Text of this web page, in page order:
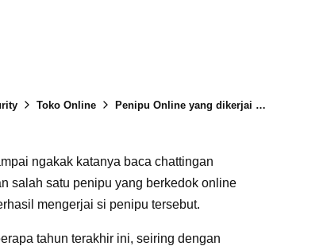
Toko Online Penipu Online yang dikerjai Oleh calon Korban, Hiburan juga Pelajaran
ngakak katanya baca chattingan
salah satu penipu yang berkedok online
mengerjai si penipu tersebut.
tahun terakhir ini, seiring dengan